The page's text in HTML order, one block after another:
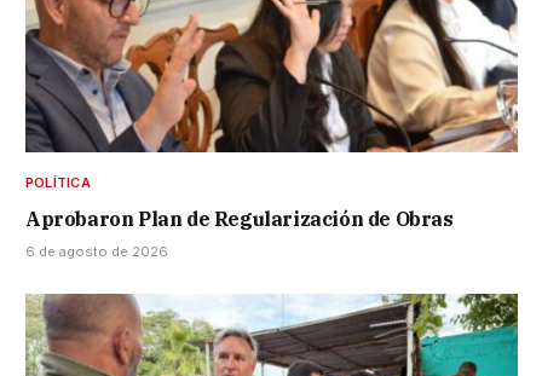
POLÍTICA
Aprobaron Plan de Regularización de Obras
6 de agosto de 2026